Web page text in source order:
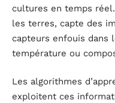
cultures en temps
les terres, capte des
capteurs enfouis dans
température ou
Les algorithmes
exploitent ces